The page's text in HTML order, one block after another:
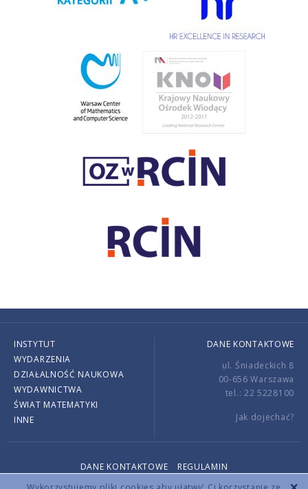
INSTYTUT
WYDARZENIA
DZIAŁALNOŚĆ NAUKOWA
WYDAWNICTWA
ŚWIAT MATEMATYKI
INNE
DANE KONTAKTOWE
ul. Śniadeckich 8
00-656 Warszawa
tel.: 22 5228100
Jak dojechać?
DANE KONTAKTOWE
REGULAMIN
Copyright © 2026 by IMPAN. All rights reserved.